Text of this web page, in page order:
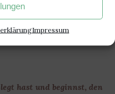
Impressum
hast und beginnst, den